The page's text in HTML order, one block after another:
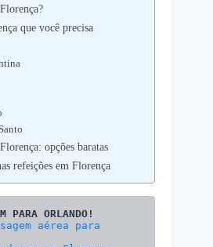
que você precisa
opções baratas
refeições em Florença
aérea para